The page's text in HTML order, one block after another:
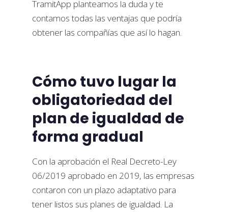
TramitApp planteamos la duda y te
contamos todas las ventajas que podría
obtener las compañías que así lo hagan.
Cómo tuvo lugar la
obligatoriedad del
plan de igualdad de
forma gradual
Con la aprobación el Real Decreto-Ley
06/2019 aprobado en 2019, las empresas
contaron con un plazo adaptativo para
tener listos sus planes de igualdad. La